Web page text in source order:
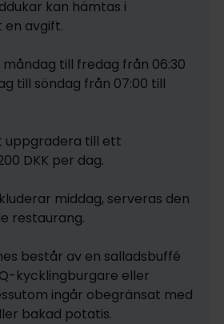
kan hämtas i
avgift.
till fredag från 06:30
till söndag från 07:00 till
uppgradera till ett
DKK per dag.
middag, serveras den
restaurang.
består av en salladsbuffé
kycklingburgare eller
ingår obegränsat med
bakad potatis.